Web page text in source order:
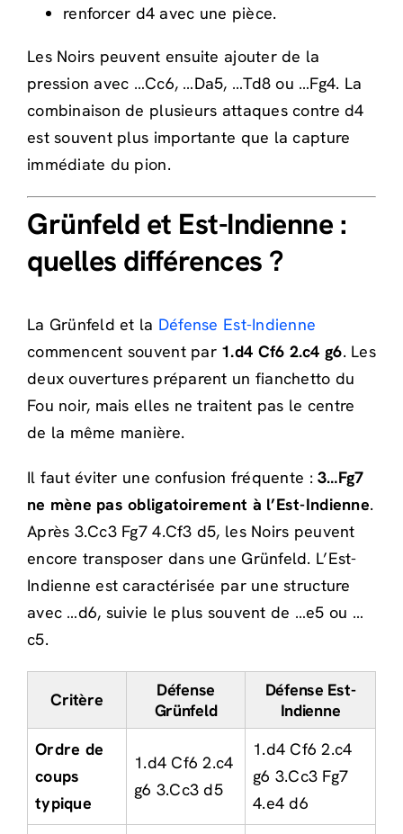
renforcer d4 avec une pièce.
Les Noirs peuvent ensuite ajouter de la
pression avec …Cc6, …Da5, …Td8 ou …Fg4. La
combinaison de plusieurs attaques contre d4
est souvent plus importante que la capture
immédiate du pion.
Grünfeld et Est-Indienne :
quelles différences ?
La Grünfeld et la Défense Est-Indienne
commencent souvent par 1.d4 Cf6 2.c4 g6. Les
deux ouvertures préparent un fianchetto du
Fou noir, mais elles ne traitent pas le centre
de la même manière.
Il faut éviter une confusion fréquente :3…Fg7
ne mène pas obligatoirement à l’Est-Indienne.
Après 3.Cc3 Fg7 4.Cf3 d5, les Noirs peuvent
encore transposer dans une Grünfeld. L’Est-
Indienne est caractérisée par une structure
avec …d6, suivie le plus souvent de …e5 ou …
c5.
Critère
Défense
Grünfeld
Défense Est-
Indienne
Ordre de
coups
typique
1.d4 Cf6 2.c4
g6 3.Cc3 d5
1.d4 Cf6 2.c4
g6 3.Cc3 Fg7
4.e4 d6